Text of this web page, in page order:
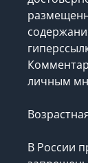
личным
В России